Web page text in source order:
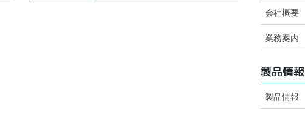
会社概要
業務案内
製品情報
製品情報